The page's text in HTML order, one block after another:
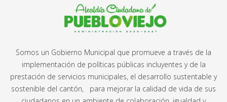
Somos un Gobierno Municipal que promueve a través de la
implementación de políticas públicas incluyentes y de la
prestación de servicios municipales, el desarrollo sustentable y
sostenible del cantón, para mejorar la calidad de vida de sus